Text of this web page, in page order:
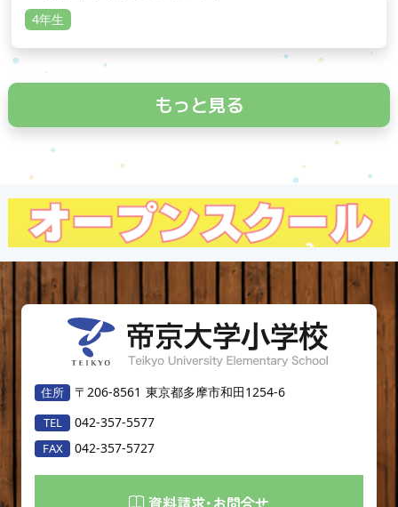
4年生
もっと見る
〒206-8561 東京都多摩市和田1254-6
042-357-5577
042-357-5727
資料請求･お問合せ